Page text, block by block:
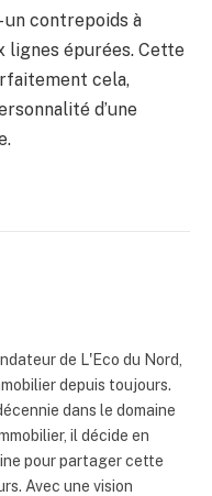
un contrepoids à
lignes épurées. Cette
cela,
d’une
de L'Eco du Nord,
depuis toujours.
dans le domaine
il décide en
pour partager cette
Avec une vision